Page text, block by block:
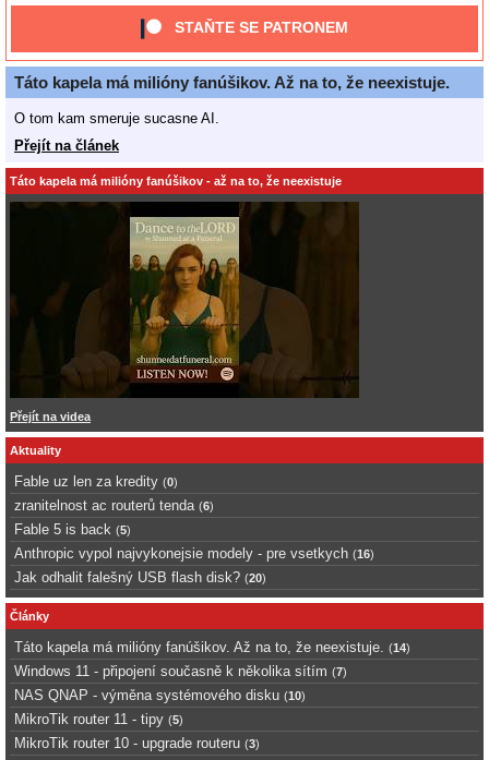
STAŇTE SE PATRONEM
Táto kapela má milióny fanúšikov. Až na to, že neexistuje.
O tom kam smeruje sucasne AI.
Přejít na článek
Táto kapela má milióny fanúšikov - až na to, že neexistuje
Přejít na videa
Aktuality
Fable uz len za kredity (0)
zranitelnost ac routerů tenda (6)
Fable 5 is back (5)
Anthropic vypol najvykonejsie modely - pre vsetkych (16)
Jak odhalit falešný USB flash disk? (20)
Články
Táto kapela má milióny fanúšikov. Až na to, že neexistuje. (14)
Windows 11 - připojení současně k několika sítím (7)
NAS QNAP - výměna systémového disku (10)
MikroTik router 11 - tipy (5)
MikroTik router 10 - upgrade routeru (3)